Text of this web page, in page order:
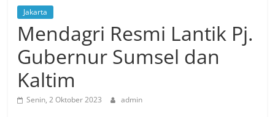
Jakarta
Mendagri Resmi Lantik Pj.
Gubernur Sumsel dan
Kaltim
Senin, 2 Oktober 2023 admin